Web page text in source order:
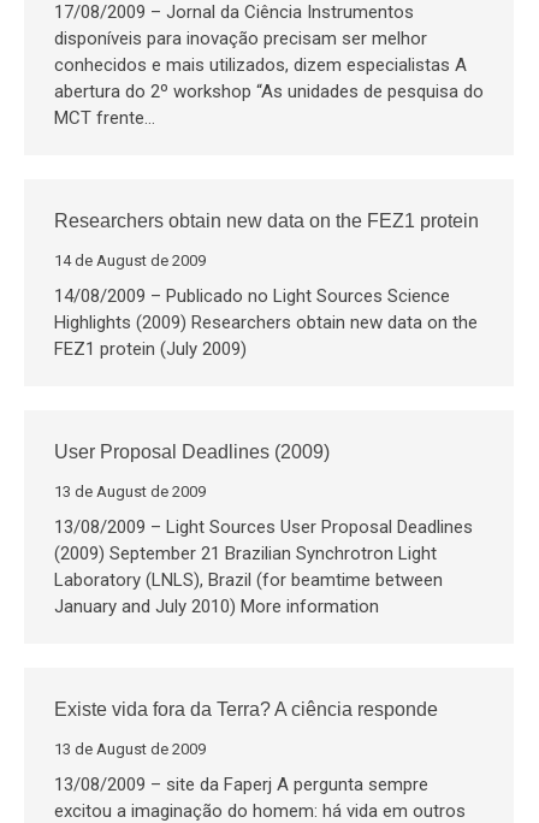
17/08/2009 – Jornal da Ciência Instrumentos
disponíveis para inovação precisam ser melhor
conhecidos e mais utilizados, dizem especialistas A
abertura do 2º workshop “As unidades de pesquisa do
MCT frente…
Researchers obtain new data on the FEZ1 protein
14 de August de 2009
14/08/2009 – Publicado no Light Sources Science
Highlights (2009) Researchers obtain new data on the
FEZ1 protein (July 2009)
User Proposal Deadlines (2009)
13 de August de 2009
13/08/2009 – Light Sources User Proposal Deadlines
(2009) September 21 Brazilian Synchrotron Light
Laboratory (LNLS), Brazil (for beamtime between
January and July 2010) More information
Existe vida fora da Terra? A ciência responde
13 de August de 2009
13/08/2009 – site da Faperj A pergunta sempre
excitou a imaginação do homem: há vida em outros